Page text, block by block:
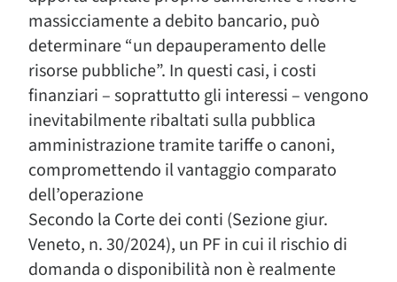
massicciamente a debito bancario, può
determinare “un depauperamento delle
risorse pubbliche”. In questi casi, i costi
finanziari – soprattutto gli interessi – vengono
inevitabilmente ribaltati sulla pubblica
amministrazione tramite tariffe o canoni,
compromettendo il vantaggio comparato
dell’operazione
Secondo la Corte dei conti (Sezione giur.
Veneto, n. 30/2024), un PF in cui il rischio di
domanda o disponibilità non è realmente